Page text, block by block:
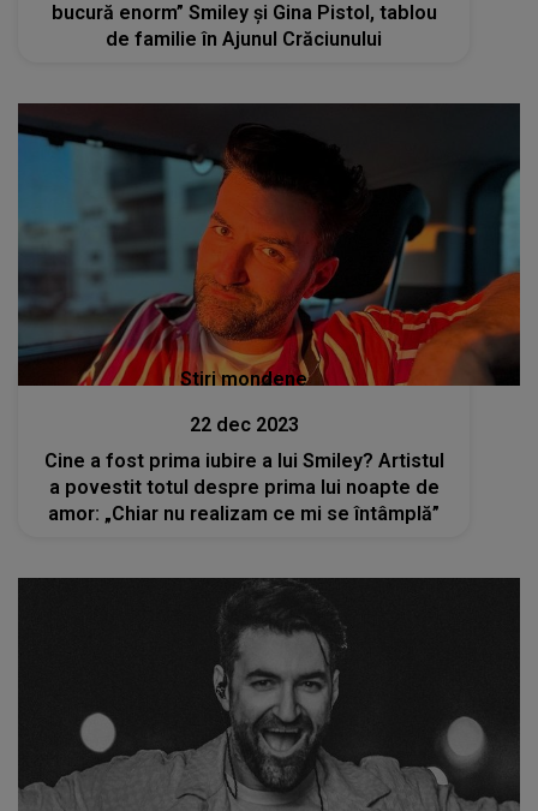
bucură enorm” Smiley și Gina Pistol, tablou
de familie în Ajunul Crăciunului
Stiri mondene
22 dec 2023
Cine a fost prima iubire a lui Smiley? Artistul
a povestit totul despre prima lui noapte de
amor: „Chiar nu realizam ce mi se întâmplă”